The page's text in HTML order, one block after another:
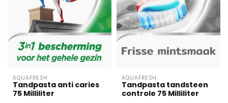
AQUAFRESH
Tandpasta anti caries
75 Milliliter
AQUAFRESH
Tandpasta tandsteen
controle 75 Milliliter